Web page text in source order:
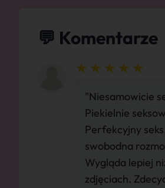
💬 Komentarze
"Niesamowicie
Piekielnie
Perfekcyjny
swobodna
Wygląda lepiej
zdjęciach.